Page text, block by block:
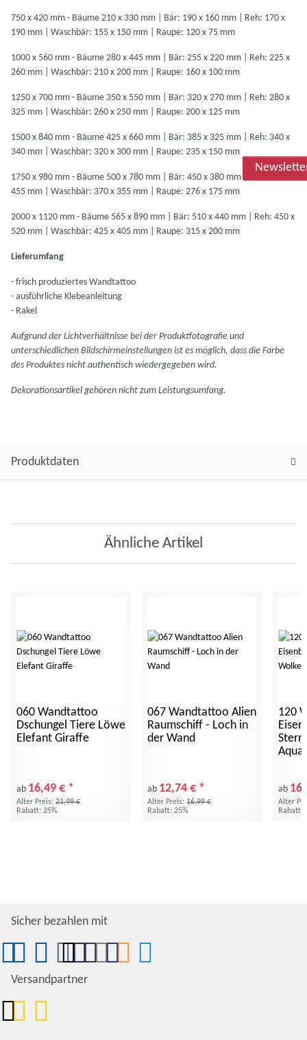
750 x 420 mm - Bäume 210 x 330 mm | Bär: 190 x 160 mm | Reh: 170 x
190 mm | Waschbär: 155 x 150 mm | Raupe: 120 x 75 mm
1000 x 560 mm - Bäume 280 x 445 mm | Bär: 255 x 220 mm | Reh: 225 x
260 mm | Waschbär: 210 x 200 mm | Raupe: 160 x 100 mm
1250 x 700 mm - Bäume 350 x 550 mm | Bär: 320 x 270 mm | Reh: 280 x
325 mm | Waschbär: 260 x 250 mm | Raupe: 200 x 125 mm
1500 x 840 mm - Bäume 425 x 660 mm | Bär: 385 x 325 mm | Reh: 340 x
340 mm | Waschbär: 320 x 300 mm | Raupe: 235 x 150 mm
1750 x 980 mm - Bäume 500 x 780 mm | Bär: 450 x 380 mm | Reh: 400 x
455 mm | Waschbär: 370 x 355 mm | Raupe: 276 x 175 mm
2000 x 1120 mm - Bäume 565 x 890 mm | Bär: 510 x 440 mm | Reh: 450 x
520 mm | Waschbär: 425 x 405 mm | Raupe: 315 x 200 mm
Lieferumfang
- frisch produziertes Wandtattoo
- ausführliche Klebeanleitung
- Rakel
Aufgrund der Lichtverhältnisse bei der Produktfotografie und
unterschiedlichen Bildschirmeinstellungen ist es möglich, dass die Farbe
des Produktes nicht authentisch wiedergegeben wird.
Dekorationsartikel gehören nicht zum Leistungsumfang.
Produktdaten
Ähnliche Artikel
060 Wandtattoo
Dschungel Tiere Löwe
Elefant Giraffe
ab 16,49 € *
Alter Preis: 21,99 €
Rabatt: 25%
067 Wandtattoo Alien
Raumschiff - Loch in
der Wand
ab 12,74 € *
Alter Preis: 16,99 €
Rabatt: 25%
120
ab
Alter
Rabatt:
Sicher bezahlen mit
Versandpartner